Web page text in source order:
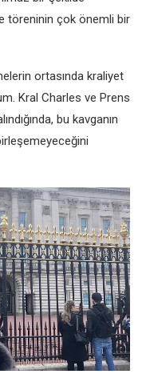
töreninin çok önemli bir
ortasında kraliyet
Kral Charles ve Prens
bu kavganın